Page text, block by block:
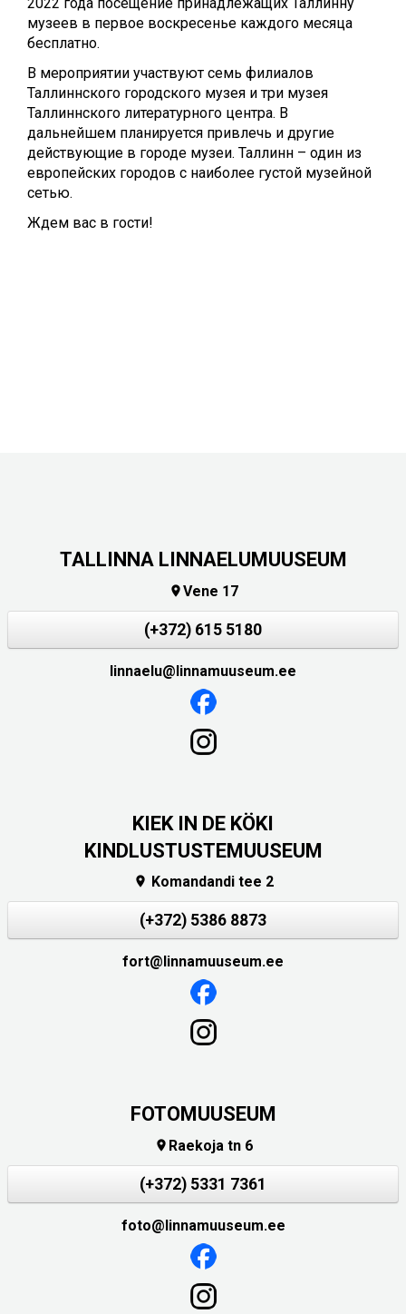
музеев в первое воскресенье каждого месяца
бесплатно.
В мероприятии участвуют семь филиалов
Таллиннского городского музея и три музея
Таллиннского литературного центра. В
дальнейшем планируется привлечь и другие
действующие в городе музеи. Таллинн – один из
европейских городов с наиболее густой музейной
сетью.
Ждем вас в гости!
TALLINNA LINNAELUMUUSEUM
Vene 17
(+372) 615 5180
linnaelu@linnamuuseum.ee
KIEK IN DE KÖKI
KINDLUSTUSTEMUUSEUM
 Komandandi tee 2
(+372) 5386 8873
fort@linnamuuseum.ee
FOTOMUUSEUM
 Raekoja tn 6
(+372) 5331 7361
foto@linnamuuseum.ee